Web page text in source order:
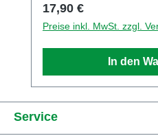
Zeppelinstr. 8,
79331, DE E-Mail
0049766393270
Regulärer Preis:
17,90 €
Preise inkl. MwSt. zzgl.
In den
Service